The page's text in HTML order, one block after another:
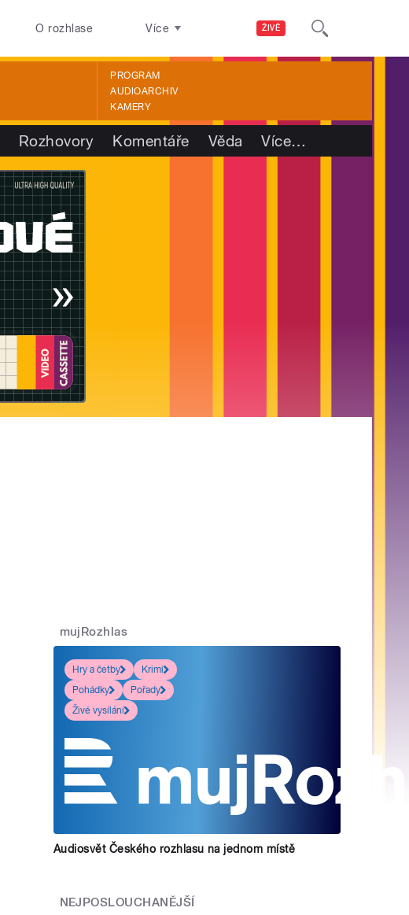
ŽIVĚ
O rozhlase Více
PROGRAM
AUDIOARCHIV
KAMERY
Rozhovory Komentáře Věda Více…
mujRozhlas
Hry a četby
Krimi
Pohádky
Pořady
Živé vysílání
Audiosvět Českého rozhlasu na jednom místě
NEJPOSLOUCHANĚJŠÍ